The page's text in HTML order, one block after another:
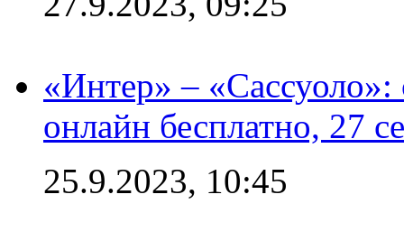
«Интер» –
онлайн бесплатно, 27
25.9.2023, 10:45